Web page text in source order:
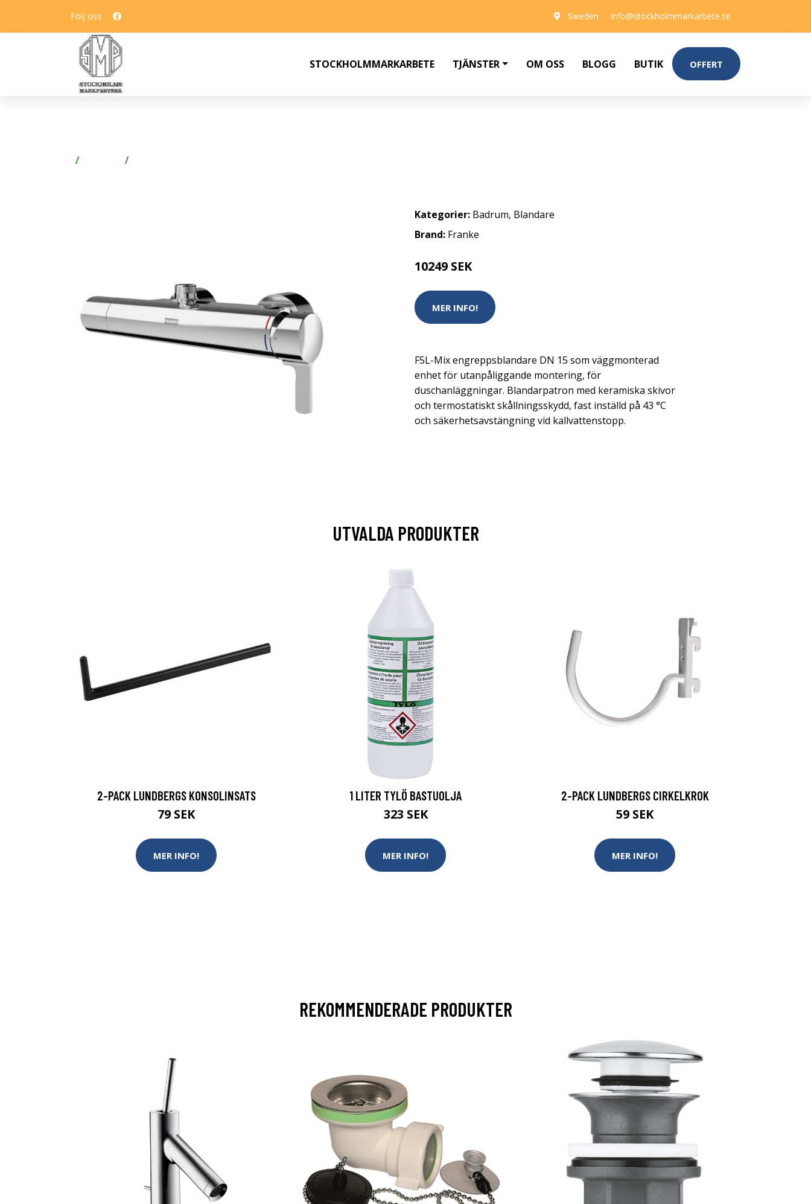
Följ oss: Sweden info@stockholmmarkarbete.se
STOCKHOLMMARKARBETE TJÄNSTER OM OSS BLOGG BUTIK OFFERT
Kategorier: Badrum, Blandare
Brand: Franke
10249 SEK
MER INFO!
F5L-Mix engreppsblandare DN 15 som väggmonterad
enhet för utanpåliggande montering, för
duschanläggningar. Blandarpatron med keramiska skivor
och termostatiskt skållningsskydd, fast inställd på 43 °C
och säkerhetsavstängning vid kallvattenstopp.
UTVALDA PRODUKTER
2-PACK LUNDBERGS KONSOLINSATS
79 SEK
MER INFO!
1 LITER TYLÖ BASTUOLJA
323 SEK
MER INFO!
2-PACK LUNDBERGS CIRKELKROK
59 SEK
MER INFO!
REKOMMENDERADE PRODUKTER